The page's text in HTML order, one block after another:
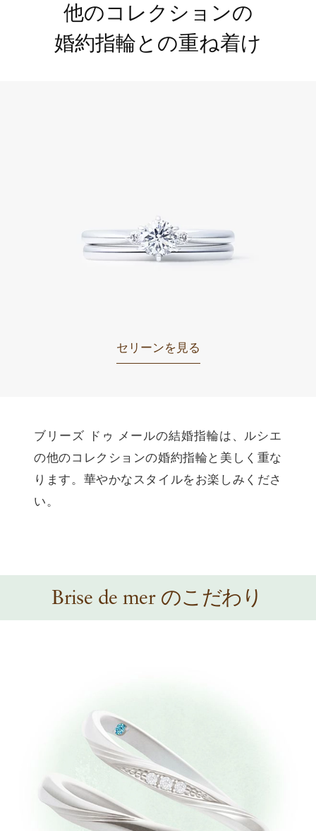
他のコレクションの
婚約指輪との重ね着け
セリーンを見る
ブリーズ ドゥ メールの結婚指輪は、ルシエ
の他のコレクションの婚約指輪と美しく重な
ります。華やかなスタイルをお楽しみくださ
い。
Brise de mer のこだわり